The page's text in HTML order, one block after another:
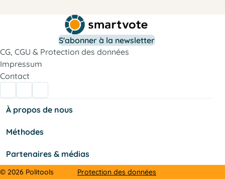
S'abonner à la newsletter
CG, CGU & Protection des données
Impressum
Contact
À propos de nous
Méthodes
Partenaires & médias
© 2026 Politools Protection des données